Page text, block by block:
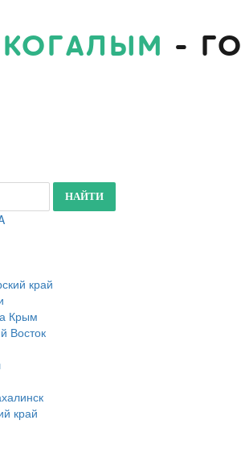
КОГАЛЫМ -
край
Крым
Восток
край